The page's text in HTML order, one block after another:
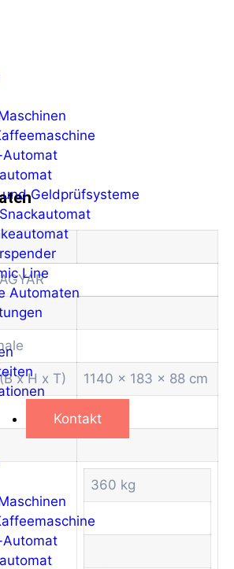
Automat
Geldprüfsysteme
Line
Automaten
Kontakt
Automat
x H x T) 1140 x 183 x 88 cm
360 kg